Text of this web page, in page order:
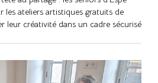
les ateliers artis­tiques gratuits de
leur créa­ti­vité dans un cadre sécu­risé